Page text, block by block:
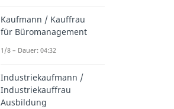
ung
Verwalt
ungsfa
stellte
Dauer:
02:54
ersiche
rungsf
achang
/r
Dauer:
03:35
gestellt
e/r für
ienstlei
Kaufmann / Kauffrau
für Büromanagement
1/8 – Dauer: 04:32
Industriekaufmann /
Industriekauffrau
Ausbildung